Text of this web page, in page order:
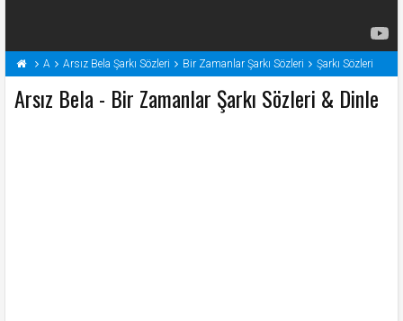
A Arsız Bela Şarkı Sözleri Bir Zamanlar Şarkı Sözleri Şarkı Sözleri
Arsız Bela - Bir Zamanlar Şarkı Sözleri & Dinle